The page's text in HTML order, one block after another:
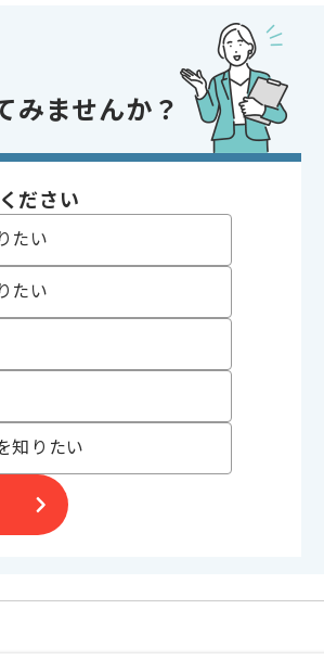
みませんか？
ださい
たい
たい
知りたい